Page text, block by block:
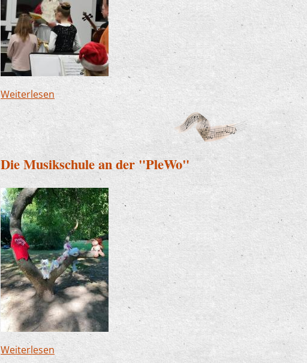
Weiterlesen über Nikolaus besucht Zauberlehrlinge
Die Musikschule an der "PleWo"
Weiterlesen über Die Musikschule an der "PleWo"